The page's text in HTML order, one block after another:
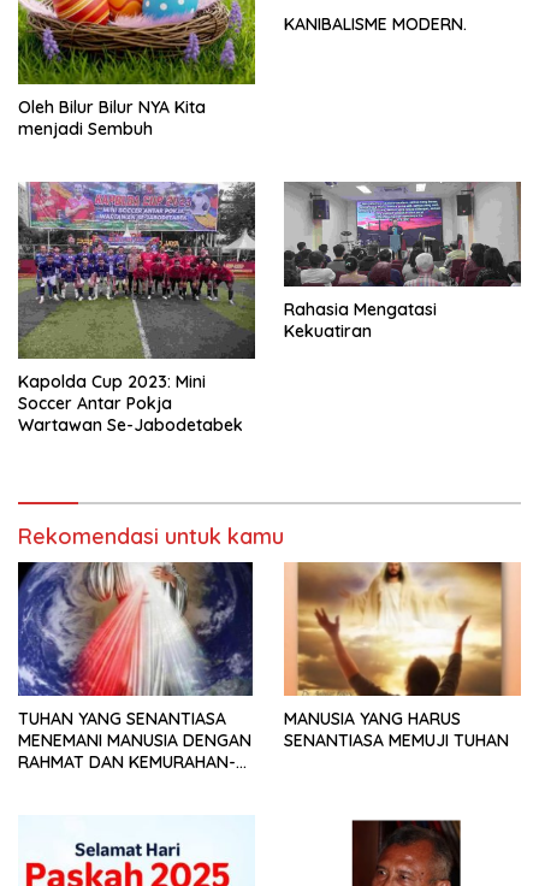
Oleh Bilur Bilur NYA Kita
menjadi Sembuh
KANIBALISME MODERN.
Kapolda Cup 2023: Mini
Soccer Antar Pokja
Wartawan Se-Jabodetabek
Rahasia Mengatasi
Kekuatiran
Rekomendasi untuk kamu
TUHAN YANG SENANTIASA
MENEMANI MANUSIA DENGAN
RAHMAT DAN KEMURAHAN-
MANUSIA YANG HARUS
SENANTIASA MEMUJI TUHAN